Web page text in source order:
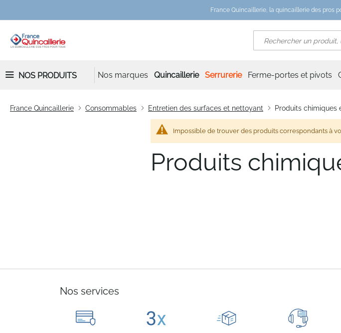
France Quincaillerie, la quincaillerie des pros
NOS PRODUITS Nos marques Quincaillerie Serrurerie Ferme-portes et pivots
France Quincaillerie Consommables Entretien des surfaces et nettoyant Produits chimiques
Produits
Impossible de trouver des produits correspondants à
Nos services